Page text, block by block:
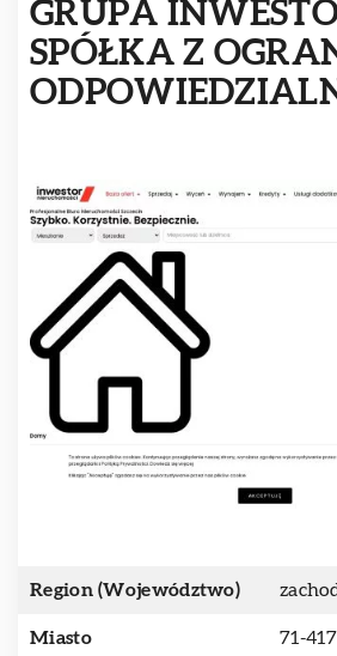
GRUPA
SPÓŁKA Z
Region (Województwo)
Miasto 71-